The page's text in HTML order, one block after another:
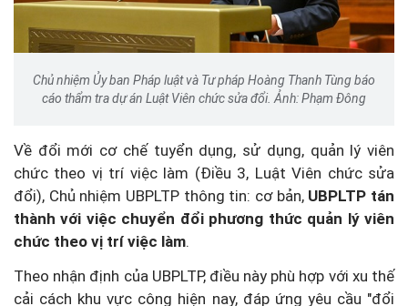
Chủ nhiệm Ủy ban Pháp luật và Tư pháp Hoàng Thanh Tùng báo
cáo thẩm tra dự án Luật Viên chức sửa đổi. Ảnh: Phạm Đông
Về đổi mới cơ chế tuyển dụng, sử dụng, quản lý viên
chức theo vị trí việc làm (Điều 3, Luật Viên chức sửa
đổi), Chủ nhiệm UBPLTP thông tin: cơ bản, UBPLTP tán
thành với việc chuyển đổi phương thức quản lý viên
chức theo vị trí việc làm.
Theo nhận định của UBPLTP, điều này phù hợp với xu thế
cải cách khu vực công hiện nay, đáp ứng yêu cầu "đổi